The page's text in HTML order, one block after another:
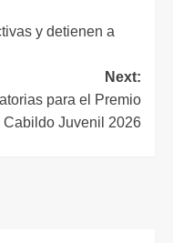
y detienen a
Next:
para el Premio
Cabildo Juvenil 2026